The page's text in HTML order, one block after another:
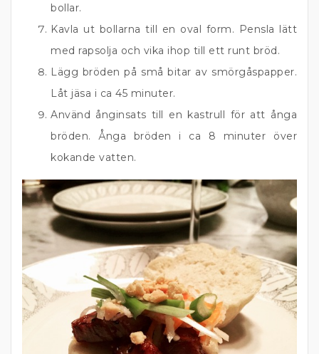
bollar.
Kavla ut bollarna till en oval form. Pensla lätt
med rapsolja och vika ihop till ett runt bröd.
Lägg bröden på små bitar av smörgåspapper.
Låt jäsa i ca 45 minuter.
Använd ånginsats till en kastrull för att ånga
bröden. Ånga bröden i ca 8 minuter över
kokande vatten.